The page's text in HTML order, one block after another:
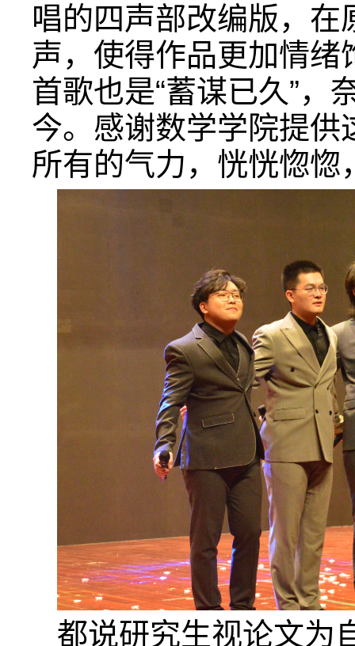
唱的四声部改编版，
声，使得作品更加情
首歌也是“蓄谋已久”，
今。感谢数学学院提供
所有的气力，恍恍惚
都说研究生视论文为